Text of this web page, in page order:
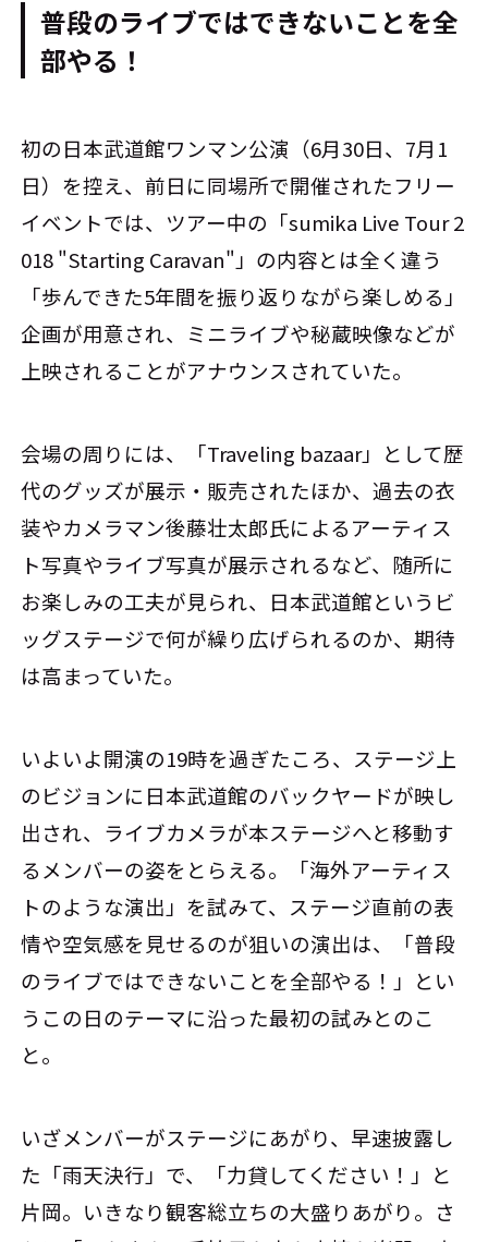
普段のライブではできないことを全
部やる！
初の日本武道館ワンマン公演（6月30日、7月1
日）を控え、前日に同場所で開催されたフリー
イベントでは、ツアー中の「sumika Live Tour 2
018 "Starting Caravan"」の内容とは全く違う
「歩んできた5年間を振り返りながら楽しめる」
企画が用意され、ミニライブや秘蔵映像などが
上映されることがアナウンスされていた。
会場の周りには、「Traveling bazaar」として歴
代のグッズが展示・販売されたほか、過去の衣
装やカメラマン後藤壮太郎氏によるアーティス
ト写真やライブ写真が展示されるなど、随所に
お楽しみの工夫が見られ、日本武道館というビ
ッグステージで何が繰り広げられるのか、期待
は高まっていた。
いよいよ開演の19時を過ぎたころ、ステージ上
のビジョンに日本武道館のバックヤードが映し
出され、ライブカメラが本ステージへと移動す
るメンバーの姿をとらえる。「海外アーティス
トのような演出」を試みて、ステージ直前の表
情や空気感を見せるのが狙いの演出は、「普段
のライブではできないことを全部やる！」とい
うこの日のテーマに沿った最初の試みとのこ
と。
いざメンバーがステージにあがり、早速披露し
た「雨天決行」で、「力貸してください！」と
片岡。いきなり観客総立ちの大盛りあがり。さ